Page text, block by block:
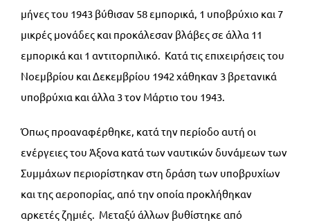
μήνες του 1943 βύθισαν 58 εμπορικά, 1 υποβρύχιο και 7
μικρές μονάδες και προκάλεσαν βλάβες σε άλλα 11
εμπορικά και 1 αντιτορπιλικό. Κατά τις επιχειρήσεις του
Νοεμβρίου και Δεκεμβρίου 1942 χάθηκαν 3 βρετανικά
υποβρύχια και άλλα 3 τον Μάρτιο του 1943.
Όπως προαναφέρθηκε, κατά την περίοδο αυτή οι
ενέργειες του Άξονα κατά των ναυτικών δυνάμεων των
Συμμάχων περιορίστηκαν στη δράση των υποβρυχίων
και της αεροπορίας, από την οποία προκλήθηκαν
αρκετές ζημιές. Μεταξύ άλλων βυθίστηκε από